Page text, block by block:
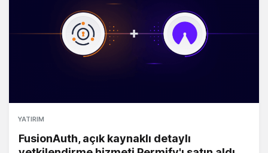
YATIRIM
FusionAuth, açık kaynaklı detaylı